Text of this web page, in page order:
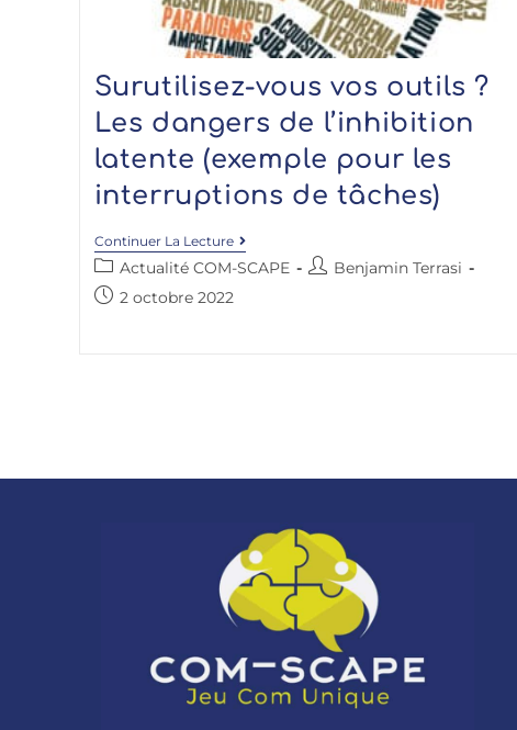
Surutilisez-vous vos outils ?
Les dangers de l’inhibition
latente (exemple pour les
interruptions de tâches)
Continuer La Lecture
Actualité COM-SCAPE
Benjamin Terrasi
2 octobre 2022